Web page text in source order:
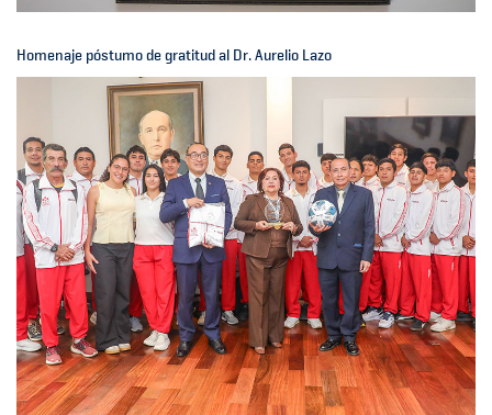
Homenaje póstumo de gratitud al Dr. Aurelio Lazo